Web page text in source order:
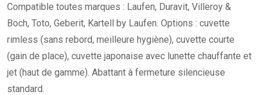
Compatible toutes marques : Laufen, Duravit, Villeroy &
Boch, Toto, Geberit, Kartell by Laufen. Options : cuvette
rimless (sans rebord, meilleure hygiène), cuvette courte
(gain de place), cuvette japonaise avec lunette chauffante et
jet (haut de gamme). Abattant à fermeture silencieuse
standard.